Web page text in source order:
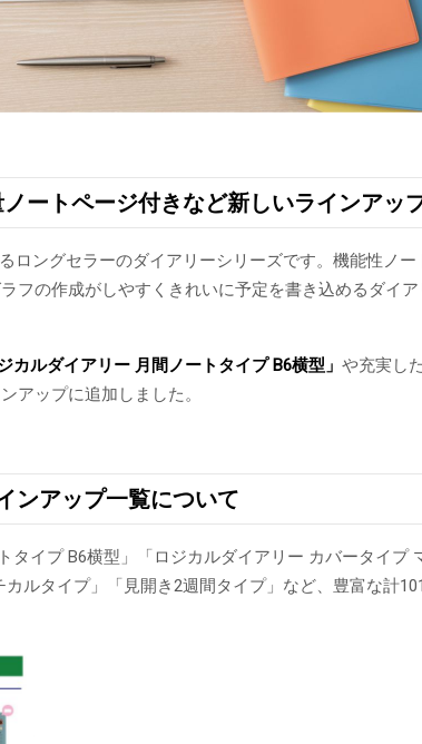
ートページ付きなど新しいラインアッ
ロングセラーのダイアリーシリーズです。機能性ノ
フの作成がしやすくきれいに予定を書き込めるダイ
ジカルダイアリー 月間ノートタイプB6横型」 や充実し
アップに追加しました。
ンアップ一覧について
イプ B6横型」「ロジカルダイアリー カバータイプ
ルタイプ」「見開き2週間タイプ」など、豊富な計